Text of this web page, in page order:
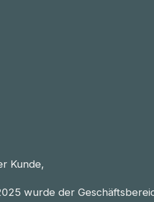
Kunde,
wurde der